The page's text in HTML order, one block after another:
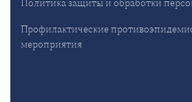
Политика защиты и обработки
Профилактические
мероприятия